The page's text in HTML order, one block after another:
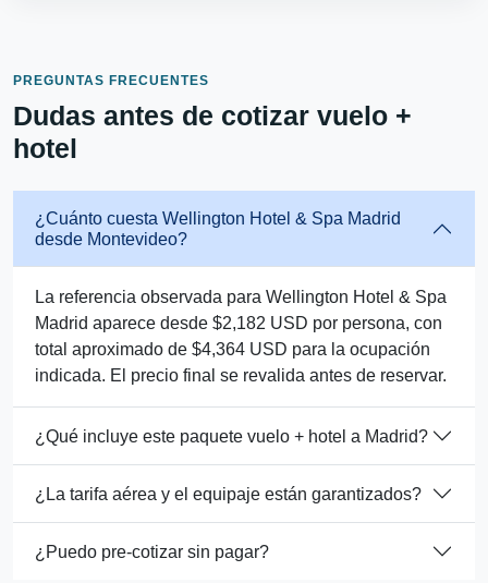
PREGUNTAS FRECUENTES
Dudas antes de cotizar vuelo +
hotel
¿Cuánto cuesta Wellington Hotel & Spa Madrid
desde Montevideo?
La referencia observada para Wellington Hotel & Spa
Madrid aparece desde $2,182 USD por persona, con
total aproximado de $4,364 USD para la ocupación
indicada. El precio final se revalida antes de reservar.
¿Qué incluye este paquete vuelo + hotel a Madrid?
¿La tarifa aérea y el equipaje están garantizados?
¿Puedo pre-cotizar sin pagar?